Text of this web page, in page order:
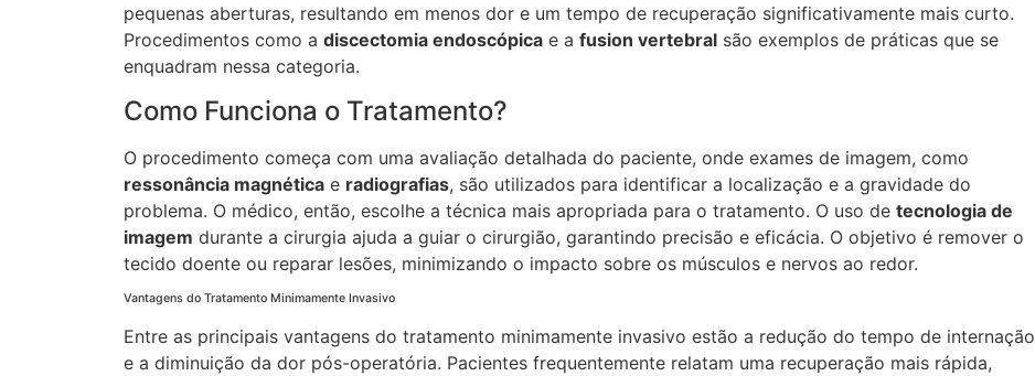
pequenas aberturas, resultando em menos dor e um tempo de recuperação significativamente mais curto.
Procedimentos como a discectomia endoscópica e a fusion vertebral são exemplos de práticas que se
enquadram nessa categoria.
Como Funciona o Tratamento?
O procedimento começa com uma avaliação detalhada do paciente, onde exames de imagem, como
ressonância magnética e radiografias, são utilizados para identificar a localização e a gravidade do
problema. O médico, então, escolhe a técnica mais apropriada para o tratamento. O uso de tecnologia de
imagem durante a cirurgia ajuda a guiar o cirurgião, garantindo precisão e eficácia. O objetivo é remover o
tecido doente ou reparar lesões, minimizando o impacto sobre os músculos e nervos ao redor.
Vantagens do Tratamento Minimamente Invasivo
Entre as principais vantagens do tratamento minimamente invasivo estão a redução do tempo de internação
e a diminuição da dor pós-operatória. Pacientes frequentemente relatam uma recuperação mais rápida,